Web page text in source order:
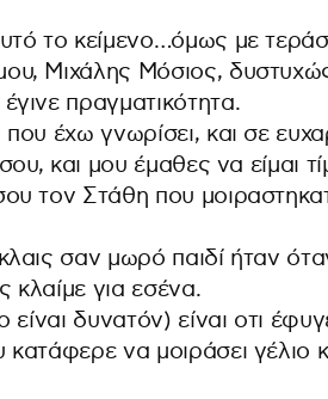
το κείμενο…όμως με
Μιχάλης Μόσιος,
πραγματικότητα.
έχω γνωρίσει, και σε
και μου έμαθες να είμαι
τον Στάθη που
σαν μωρό παιδί ήταν
κλαίμε για εσένα.
δυνατόν) είναι οτι
να μοιράσει γέλιο